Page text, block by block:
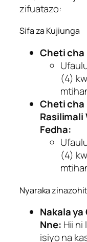
zifuatazo:
Sifa za Kujiunga
Cheti cha
(4)
Cheti cha
Rasilimali
Fedha:
(4)
Nyaraka
Nakala
Nne: Hii ni
isiyo na